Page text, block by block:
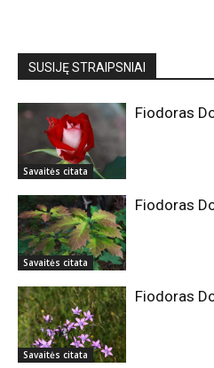
SUSIJĘ STRAIPSNIAI
Savaitės citata
Fiodoras
Savaitės citata
Fiodoras
Savaitės citata
Fiodoras